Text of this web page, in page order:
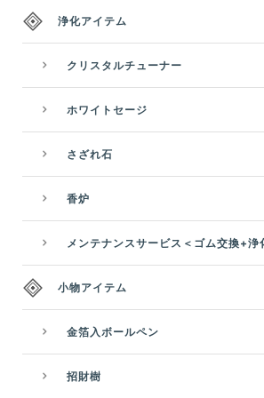
浄化アイテム
クリスタルチューナー
ホワイトセージ
さざれ石
香炉
メンテナンスサービス＜ゴム交換+浄
小物アイテム
金箔入ボールペン
招財樹